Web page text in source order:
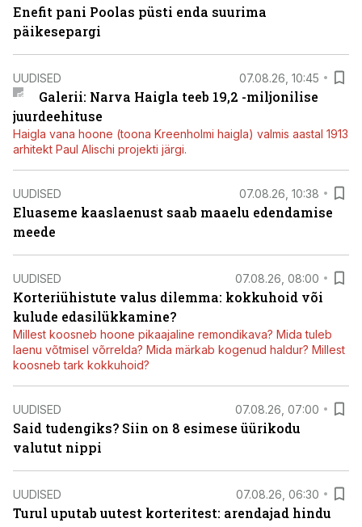
Enefit pani Poolas püsti enda suurima
päikesepargi
UUDISED 07.08.26, 10:45
Galerii: Narva Haigla teeb 19,2 -miljonilise
juurdeehituse
Haigla vana hoone (toona Kreenholmi haigla) valmis aastal 1913
arhitekt Paul Alischi projekti järgi.
UUDISED 07.08.26, 10:38
Eluaseme kaaslaenust saab maaelu edendamise
meede
UUDISED 07.08.26, 08:00
Korteriühistute valus dilemma: kokkuhoid või
kulude edasilükkamine?
Millest koosneb hoone pikaajaline remondikava? Mida tuleb
laenu võtmisel võrrelda? Mida märkab kogenud haldur? Millest
koosneb tark kokkuhoid?
UUDISED 07.08.26, 07:00
Said tudengiks? Siin on 8 esimese üürikodu
valutut nippi
UUDISED 07.08.26, 06:30
Turul uputab uutest korteritest: arendajad hindu